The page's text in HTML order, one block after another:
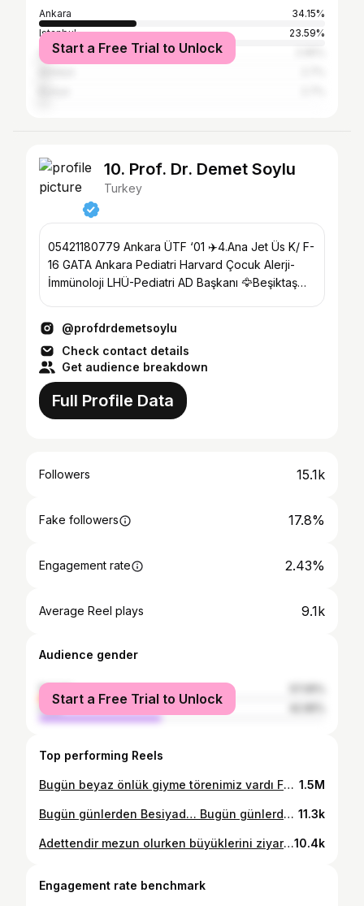
Ankara
34.15%
Istanbul
23.59%
İzmirStart a Free Trial to Unlock
10. Prof. Dr. Demet Soylu
Turkey
05421180779 Ankara ÜTF ‘01 ✈️4.Ana Jet Üs K/ F-
16 GATA Ankara Pediatri Harvard Çocuk Alerji-
İmmünoloji LHÜ-Pediatri AD Başkanı 🦅Beşiktaş
@profdrdemetsoylu
Check contact details
Get audience breakdown
Full Profile Data
Followers 15.1k
Fake followers 17.8%
Engagement rate 2.43%
Average Reel plays 9.1k
Audience gender
female
male
Start a Free Trial to Unlock
Top performing Reels
Bugün beyaz önlük giyme törenimiz vardı Fakültemizde. Genç, heyecanlı, pırıl pırıl meslektaşlarımızın yetiştiğini görmek hem biz hocalarını hem de onlara büyük emek veren ailelerini onurlandırdı. Yolları açık olsun..🥰💐🧿 #lokmanhekimüniversitesi #beyazönlükgiymetöreni #hekimolmak #tıpfakültesi #tıpfakültesiöğrencileri 1.5M
Bugün günlerden Besiyad… Bugün günlerden Beşiktaş… Beşiktaşlı Demet Akalın’ın sahne aldığı ve Beşiktaşlı Başkanımız Mansur Yavaş’ın da katılımıyla coşkusu bir kat daha artan Balomuz… Sayın Başkanımız ve düzenleme kurulu başta olmak üzere emeği geçen herkese çok teşekkürler..🖤🤍🖤🦅🦅🧿 #besiyad #beşiktaşk #beşi̇ktaş 11.3k
Adettendir mezun olurken büyüklerini ziyaret etmek, emekleri için teşekkür etmek. Biz de yeni mezun ettiğimiz genç meslektaşlarımız ile beraber onları yetiştiren hocaları olarak üzerimizde en büyük hakka sahip en yüce büyüyümüzü ziyaret ettik Atamızın huzuruna çıkıp sonsuz şükranlarımızı sunduk..❤️🇹🇷❤️ #atamizindeyiz🇹🇷🇹🇷🇹🇷 #tıpfakültesiöğrencileri #gençhekimler #lokmanhekimüniversitesi #tıpfakültesimezunları #atayaziyaret🇹🇷❤️10.4k
Engagement rate benchmark